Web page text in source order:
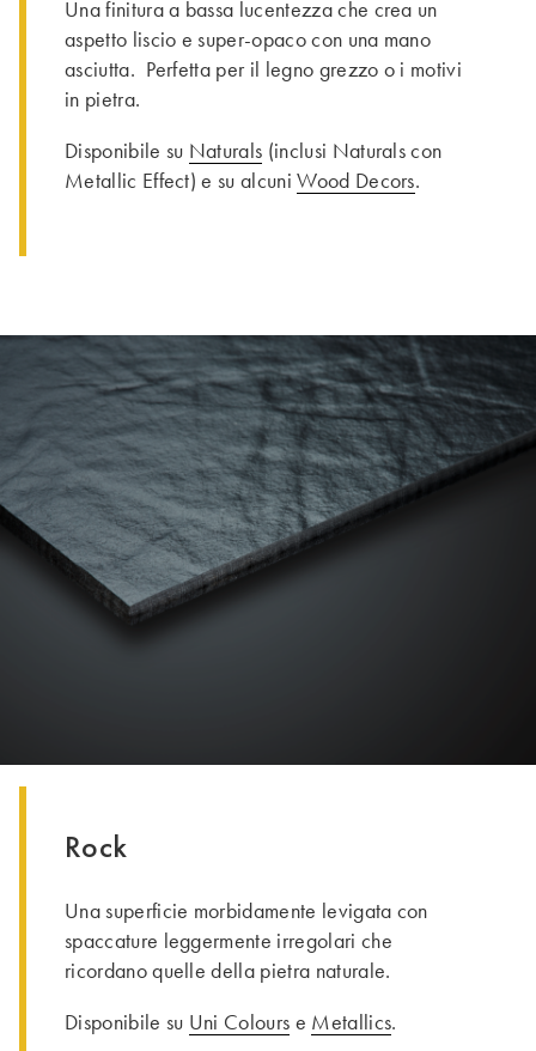
Una finitura a bassa lucentezza che crea un
aspetto liscio e super-opaco con una mano
asciutta. Perfetta per il legno grezzo o i motivi
in pietra.
Disponibile su Naturals (inclusi Naturals con
Metallic Effect) e su alcuniWood Decors.
Rock
Una superficie morbidamente levigata con
spaccature leggermente irregolari che
ricordano quelle della pietra naturale.
Disponibile su Uni Colours e Metallics.